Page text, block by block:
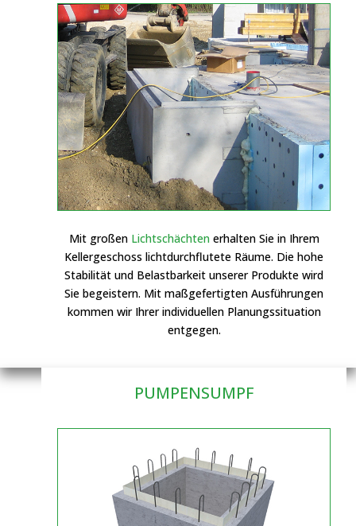
Mit großen Lichtschächtenerhalten Sie in Ihrem
Kellergeschoss lichtdurchflutete Räume. Die hohe
Stabilität und Belastbarkeit unserer Produkte wird
Sie begeistern. Mit maßgefertigten Ausführungen
kommen wir Ihrer individuellen Planungssituation
entgegen.
PUMPENSUMPF